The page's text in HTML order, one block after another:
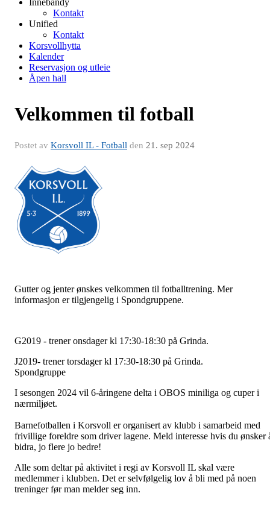
Innebandy
Kontakt
Unified
Kontakt
Korsvollhytta
Kalender
Reservasjon og utleie
Åpen hall
Velkommen til fotball
Postet av Korsvoll IL - Fotball den 21. sep 2024
Gutter og jenter ønskes velkommen til fotballtrening. Mer
informasjon er tilgjengelig i Spondgruppene.
G2019 - trener onsdager kl 17:30-18:30 på Grinda.
J2019- trener torsdager kl 17:30-18:30 på Grinda.
Spondgruppe
I sesongen 2024 vil 6-åringene delta i OBOS miniliga og cuper i
nærmiljøet.
Barnefotballen i Korsvoll er organisert av klubb i samarbeid med
frivillige foreldre som driver lagene. Meld interesse hvis du ønsker
bidra, jo flere jo bedre!
Alle som deltar på aktivitet i regi av Korsvoll IL skal være
medlemmer i klubben. Det er selvfølgelig lov å bli med på noen
treninger før man melder seg inn.